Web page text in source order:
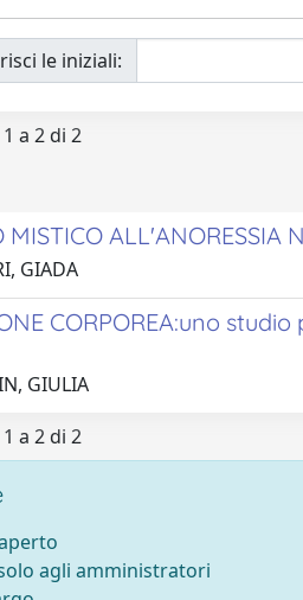
le iniziali:
a 2 di 2
MISTICO
GIADA
CORPOREA:uno
GIULIA
a 2 di 2
agli amministratori